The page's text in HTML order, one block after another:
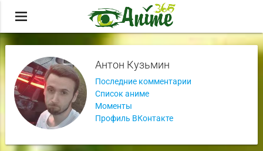
menu
Антон Кузьмин
Последние комментарии
Список аниме
Моменты
Профиль ВКонтакте